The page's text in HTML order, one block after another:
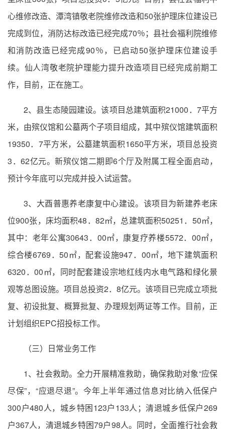
心维修改造、潭湾镇敬老院维修改造和50张护理床位建设已
完成到位，消防达标改造已经完成70％；县社会福利院维修
和消防改造已经完成90％，已启动50张护理床位建设手
续。仙人湾敬老院护理能力提升改造项目已经完成前期工
作，目前，正在施工。
2、县生态陵园建设。该项目总建筑面积21000．7平方
米，由殡仪馆和公墓两个子项目组成，其中殡仪馆建筑面积
19350．7平方米，公墓建筑面积1650平方米，项目总投资
3．62亿元。新殡仪馆二期即6个厅及附属工程全面启动，
预计今年底可以完成并投入试运营。
3、大酉普惠养老康复中心建设。该项目为新建养老床
位900张，床均面积48．82㎡，总建筑面积50251．50㎡，
其中：老年公寓30643．00㎡，康复疗养楼5572．00㎡，
综合楼6769．50㎡，配套设施947．00㎡，地下建筑面积
6320．00㎡，同时配套建设宗地红线内水电气路和绿化景
观等总图设施。项目总投资2．8亿元。该项目已完成立项批
复、初设批复、概算批复、办理规划两证等工作。目前，正
计划组织EPC招投标工作。
（三）日常业务工作
1、社会救助。全力开展精准救助，确保救助对象“应保
尽保”，“应退尽退”。今年上半年通过信息对比纳入低保户
300户480人，城乡特困123户133人；清退城乡低保户269
户367人，清退城乡特困79户98人。同时，全面推行社会救